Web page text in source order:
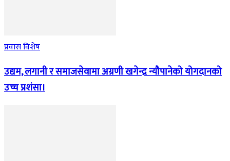
प्रवास विशेष
उद्यम, लगानी र समाजसेवामा अग्रणी खगेन्द्र न्यौपानेको योगदानको
उच्च प्रशंसा।